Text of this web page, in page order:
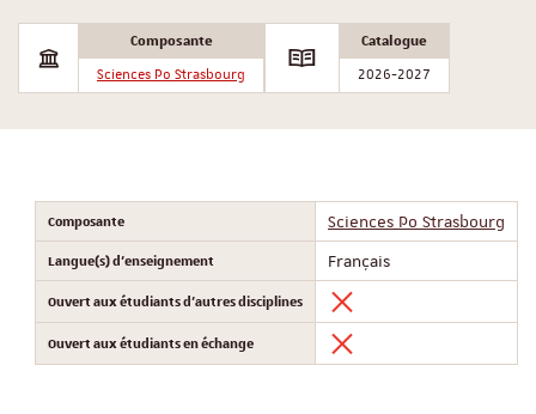
Composante
Sciences Po Strasbourg
Catalogue
2026-2027
Composante Sciences Po Strasbourg
Langue(s) d'enseignement Français
Ouvert aux étudiants d'autres disciplines
Ouvert aux étudiants en échange